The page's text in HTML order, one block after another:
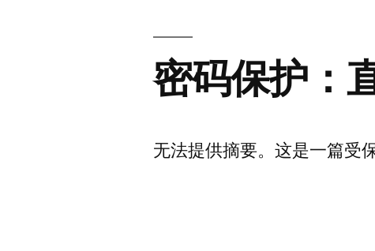
密码保护：
无法提供摘要。这是一篇受